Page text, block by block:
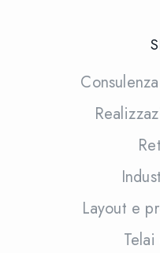
Layout e